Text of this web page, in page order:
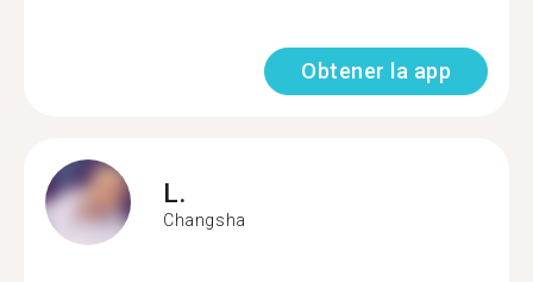
Obtener la app
L.
Changsha